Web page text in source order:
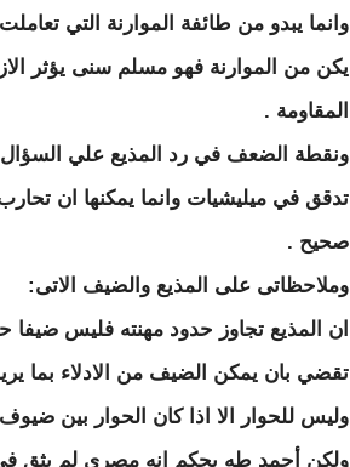
يكن من الموارنة فهو مسلم سنى يؤثر
المقاومة .
ونقطة الضعف في رد المذيع علي السؤال
تدقق في ميليشيات وانما يمكنها ان
صحيح .
وملاحظاتى على المذيع والضيف الاتى:
ان المذيع تجاوز حدود مهنته فليس
تقضي بان يمكن الضيف من الادلاء بما
وليس للحوار الا اذا كان الحوار بين
ولكن أحمد طه بحكم انه مصري لم يثق